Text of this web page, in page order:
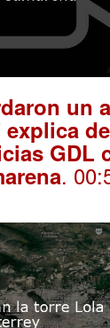
un
GDL
.